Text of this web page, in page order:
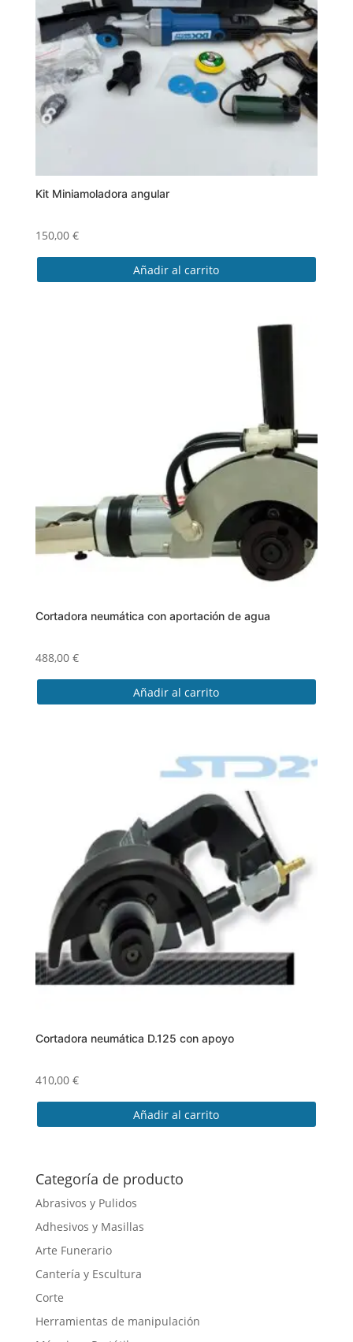
Kit Miniamoladora angular
150,00 €
Añadir al carrito
Cortadora neumática con aportación de agua
488,00 €
Añadir al carrito
Cortadora neumática D.125 con apoyo
410,00 €
Añadir al carrito
Categoría de producto
Abrasivos y Pulidos
Adhesivos y Masillas
Arte Funerario
Cantería y Escultura
Corte
Herramientas de manipulación